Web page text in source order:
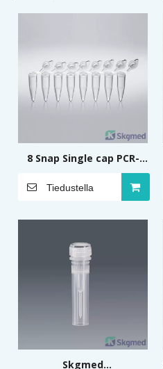
8 Snap Single cap PCR-
putkea suikaleina 0,2 ml
Tiedustella
Skgmed